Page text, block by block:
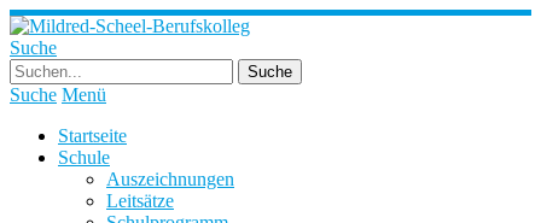
Suche
Suche Menü
Startseite
Schule
Auszeichnungen
Leitsätze